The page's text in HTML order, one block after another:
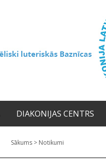
DIAKONIJAS CENTRS
Sākums > Notikumi